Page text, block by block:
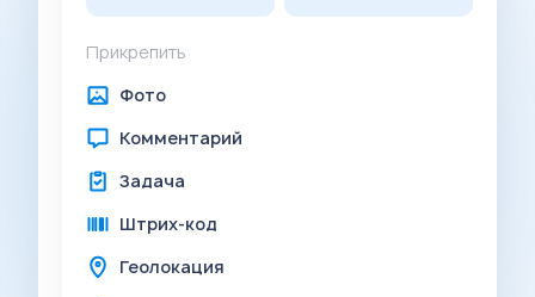
Прикрепить
Фото
Комментарий
Задача
Штрих-код
Геолокация